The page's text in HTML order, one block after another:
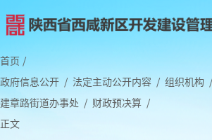
首页 /
政府信息公开 / 法定主动公开内容 / 组织机构 /
建章路街道办事处 / 财政预决算 /
正文